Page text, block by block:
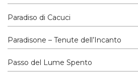
Paradiso di Cacuci
Paradisone – Tenute dell’Incanto
Passo del Lume Spento